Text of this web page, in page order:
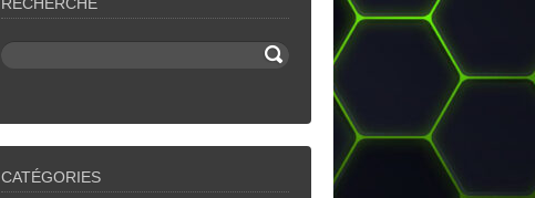
CATÉGORIES